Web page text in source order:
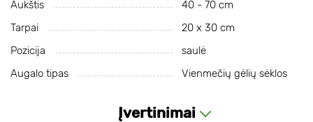
Aukštis
40 - 70 cm
Tarpai
20 х 30 cm
Pozicija
saulė
Augalo tipas
Vienmečių gėlių sėklos
Įvertinimai